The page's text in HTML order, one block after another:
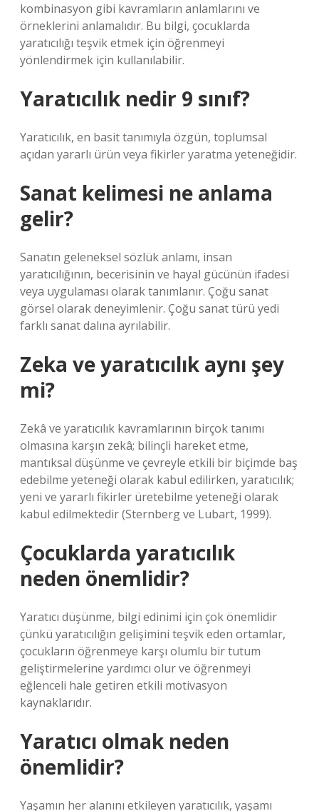
kombinasyon gibi kavramların anlamlarını ve
örneklerini anlamalıdır. Bu bilgi, çocuklarda
yaratıcılığı teşvik etmek için öğrenmeyi
yönlendirmek için kullanılabilir.
Yaratıcılık nedir 9 sınıf?
Yaratıcılık, en basit tanımıyla özgün, toplumsal
açıdan yararlı ürün veya fikirler yaratma yeteneğidir.
Sanat kelimesi ne anlama
gelir?
Sanatın geleneksel sözlük anlamı, insan
yaratıcılığının, becerisinin ve hayal gücünün ifadesi
veya uygulaması olarak tanımlanır. Çoğu sanat
görsel olarak deneyimlenir. Çoğu sanat türü yedi
farklı sanat dalına ayrılabilir.
Zeka ve yaratıcılık aynı şey
mi?
Zekâ ve yaratıcılık kavramlarının birçok tanımı
olmasına karşın zekâ; bilinçli hareket etme,
mantıksal düşünme ve çevreyle etkili bir biçimde baş
edebilme yeteneği olarak kabul edilirken, yaratıcılık;
yeni ve yararlı fikirler üretebilme yeteneği olarak
kabul edilmektedir (Sternberg ve Lubart, 1999).
Çocuklarda yaratıcılık
neden önemlidir?
Yaratıcı düşünme, bilgi edinimi için çok önemlidir
çünkü yaratıcılığın gelişimini teşvik eden ortamlar,
çocukların öğrenmeye karşı olumlu bir tutum
geliştirmelerine yardımcı olur ve öğrenmeyi
eğlenceli hale getiren etkili motivasyon
kaynaklarıdır.
Yaratıcı olmak neden
önemlidir?
Yaşamın her alanını etkileyen yaratıcılık, yaşamı